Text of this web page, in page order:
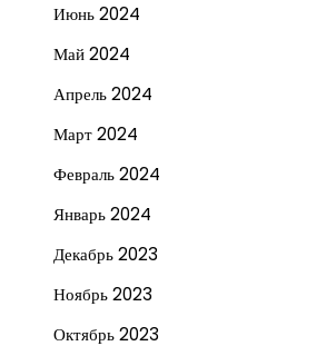
Июнь 2024
Май 2024
Апрель 2024
Март 2024
Февраль 2024
Январь 2024
Декабрь 2023
Ноябрь 2023
Октябрь 2023